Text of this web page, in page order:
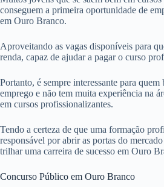
conseguem a primeira oportunidade de
em Ouro Branco.
Aproveitando as vagas disponíveis para
renda, capaz de ajudar a pagar o curso
Portanto, é sempre interessante para quem
emprego e não tem muita experiência na
em cursos profissionalizantes.
Tendo a certeza de que uma formação
responsável por abrir as portas do
trilhar uma carreira de sucesso em Ouro
Concurso Público em Ouro Branco